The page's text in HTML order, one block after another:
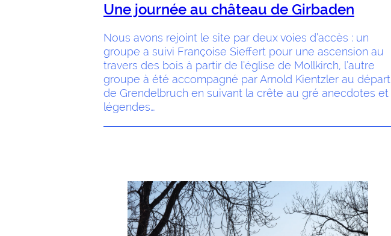
Une journée au château de Girbaden
Nous avons rejoint le site par deux voies d’accès : un
groupe a suivi Françoise Sieffert pour une ascension au
travers des bois à partir de l’église de Mollkirch, l’autre
groupe à été accompagné par Arnold Kientzler au départ
de Grendelbruch en suivant la crête au gré anecdotes et
légendes…